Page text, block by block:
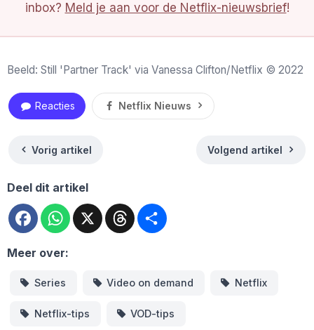
inbox? Meld je aan voor de Netflix-nieuwsbrief!
Beeld: Still 'Partner Track' via Vanessa Clifton/Netflix © 2022
Reacties Netflix Nieuws
Vorig artikel Volgend artikel
Deel dit artikel
FacebookWhatsApp
X Threads
Meer over:
Series Video on demand Netflix
Netflix-tips VOD-tips